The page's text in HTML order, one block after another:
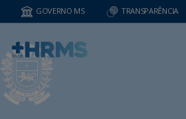
GOVERNO MS TRANSPARÊNCIA